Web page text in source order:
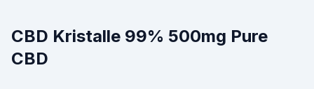
CBD Kristalle 99% 500mg Pure
CBD